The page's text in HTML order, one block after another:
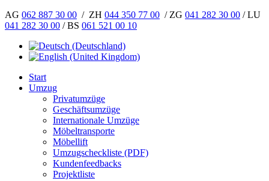
AG 062 887 30 00 / ZH 044 350 77 00 / ZG 041 282 30 00 / LU
041 282 30 00 / BS 061 521 00 10
Start
Umzug
Privatumzüge
Geschäftsumzüge
Internationale Umzüge
Möbeltransporte
Möbellift
Umzugscheckliste (PDF)
Kundenfeedbacks
Projektliste